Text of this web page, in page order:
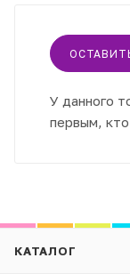
У данного
первым,
КАТАЛОГ